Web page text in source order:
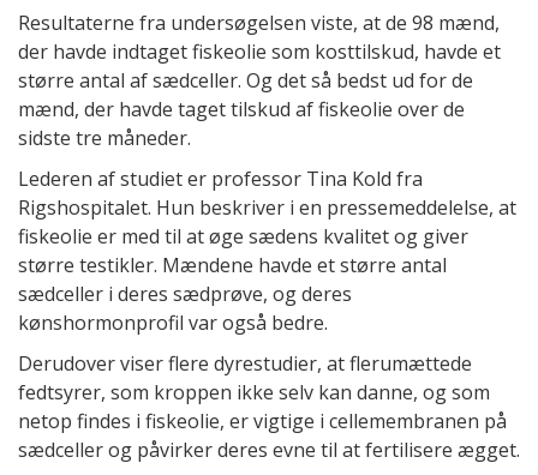
Resultaterne fra undersøgelsen viste, at de 98 mænd,
der havde indtaget fiskeolie som kosttilskud, havde et
større antal af sædceller. Og det så bedst ud for de
mænd, der havde taget tilskud af fiskeolie over de
sidste tre måneder.
Lederen af studiet er professor Tina Kold fra
Rigshospitalet. Hun beskriver i en pressemeddelelse, at
fiskeolie er med til at øge sædens kvalitet og giver
større testikler. Mændene havde et større antal
sædceller i deres sædprøve, og deres
kønshormonprofil var også bedre.
Derudover viser flere dyrestudier, at flerumættede
fedtsyrer, som kroppen ikke selv kan danne, og som
netop findes i fiskeolie, er vigtige i cellemembranen på
sædceller og påvirker deres evne til at fertilisere ægget.